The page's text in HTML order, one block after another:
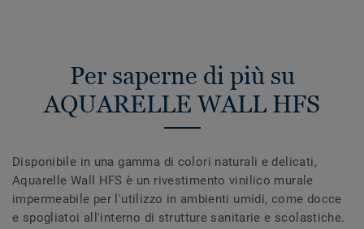
Per saperne di più su
AQUARELLE WALL HFS
Disponibile in una gamma di colori naturali e delicati,
Aquarelle Wall HFS è un rivestimento vinilico murale
impermeabile per l'utilizzo in ambienti umidi, come docce
e spogliatoi all'interno di strutture sanitarie e scolastiche.